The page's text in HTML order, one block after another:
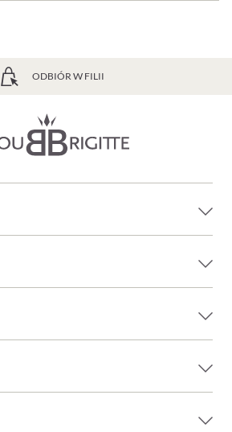
BEZPŁATNA WYSYŁKA OD 165 ZŁ